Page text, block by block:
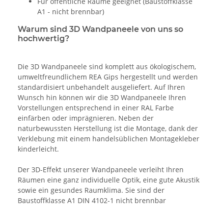
A1 - nicht brennbar)
Warum sind 3D Wandpaneele von uns so
hochwertig?
Die 3D Wandpaneele sind komplett aus ökologischem,
umweltfreundlichem REA Gips hergestellt und werden
standardisiert unbehandelt ausgeliefert. Auf Ihren
Wunsch hin können wir die 3D Wandpaneele Ihren
Vorstellungen entsprechend in einer RAL Farbe
einfärben oder imprägnieren. Neben der
naturbewussten Herstellung ist die Montage, dank der
Verklebung mit einem handelsüblichen Montagekleber
kinderleicht.
Der 3D-Effekt unserer Wandpaneele verleiht Ihren
Räumen eine ganz individuelle Optik, eine gute Akustik
sowie ein gesundes Raumklima. Sie sind der
Baustoffklasse A1 DIN 4102-1 nicht brennbar